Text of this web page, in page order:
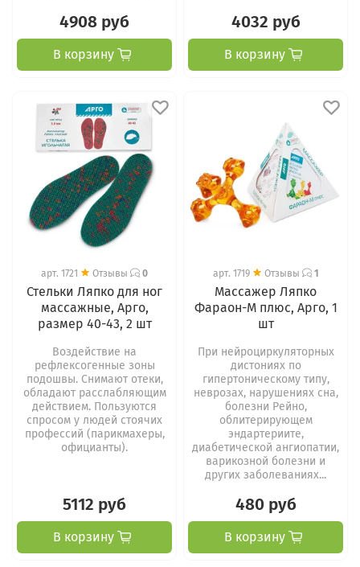
4908 руб
В корзину
4032 руб
В корзину
арт. 1721 Отзывы 0
Стельки Ляпко для ног
массажные, Арго,
размер 40-43, 2 шт
Воздействие на
рефлексогенные зоны
подошвы. Снимают отеки,
обладают расслабляющим
действием. Пользуются
спросом у людей стоячих
профессий (парикмахеры,
официанты).
5112 руб
В корзину
арт. 1719 Отзывы 1
Массажер Ляпко
Фараон-М плюс, Арго, 1
шт
При нейроциркуляторных
дистониях по
гипертоническому типу,
неврозах, нарушениях сна,
болезни Рейно,
облитерирующем
эндартериите,
диабетической ангиопатии,
варикозной болезни и
других заболеваниях...
480 руб
В корзину